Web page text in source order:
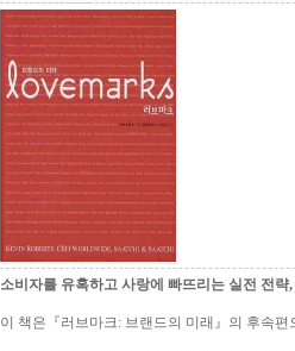
소비자를 유혹하고 사랑에 빠뜨리는 실전 전
이 책은『러브마크: 브랜드의 미래』의 후속